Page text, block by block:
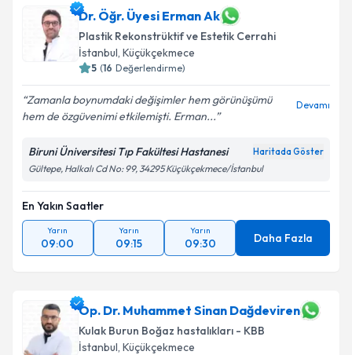
Dr. Öğr. Üyesi Erman Ak
Plastik Rekonstrüktif ve Estetik Cerrahi
İstanbul, Küçükçekmece
5 (16 Değerlendirme)
Zamanla boynumdaki değişimler hem görünüşümü
hem de özgüvenimi etkilemişti. Erman...
Devamı
Biruni Üniversitesi Tıp Fakültesi Hastanesi Haritada Göster
Gültepe, Halkalı Cd No: 99, 34295 Küçükçekmece/İstanbul
En Yakın Saatler
Yarın
09:00
Yarın
09:15
Yarın
09:30 Daha Fazla
Op. Dr. Muhammet Sinan Dağdeviren
Kulak Burun Boğaz hastalıkları - KBB
İstanbul, Küçükçekmece